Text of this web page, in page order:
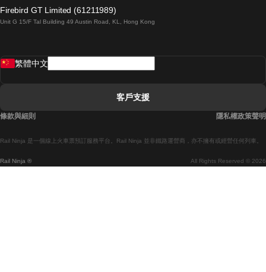
羅馬開往拿坡里的列車
Firebird GT Limited (61211989)
Unit G 15/F Tal Building 49 Austin Road, KL, Hong Kong
Rail Ninja ® All Rights Reserved © 2026
Rail Ninja 是一個線上火車票預訂服務平台。Rail Ninja 並非鐵路運營商，亦不擁有或經營任何列車。
繁體中文
客戶支援
條款與細則 隱私權政策聲明